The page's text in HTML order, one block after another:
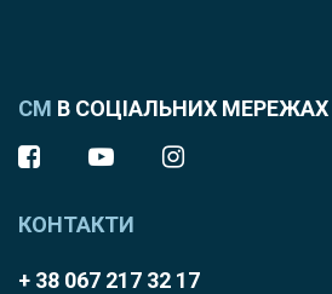
СМ В СОЦІАЛЬНИХ МЕРЕЖАХ
КОНТАКТИ
+ 38 067 217 32 17